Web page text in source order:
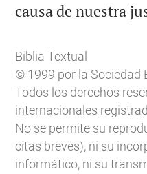
causa de nuestra
Biblia Textual
© 1999 por la Sociedad
Todos los derechos
internacionales
No se permite su
citas breves), ni su
informático, ni su